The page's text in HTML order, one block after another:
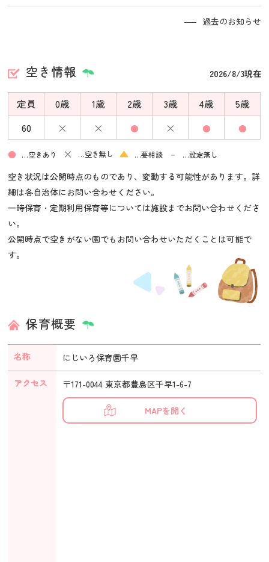
過去のお知らせ
空き情報 2026/8/3現在
定員 0歳 1歳 2歳 3歳 4歳
5歳
60
× × ● × ● ●
● …空きあり × …空き無し ▲ …要相談 － …設定無し
空き状況は公開時点のものであり、変動する可能性があります。詳
細は各自治体にお問い合わせください。
一時保育・定期利用保育等については施設までお問い合わせくださ
い。
公開時点で空きがない園でもお問い合わせいただくことは可能で
す。
保育概要
名称 にじいろ保育園千早
アクセス 〒171-0044 東京都豊島区千早1-6-7
MAPを開く